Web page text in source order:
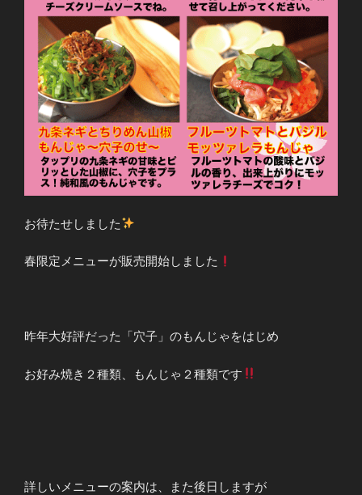
お待たせしました
春限定メニューが販売開始しました
昨年大好評だった「穴子」のもんじゃをはじめ
お好み焼き２種類、もんじゃ２種類です
詳しいメニューの案内は、また後日しますが